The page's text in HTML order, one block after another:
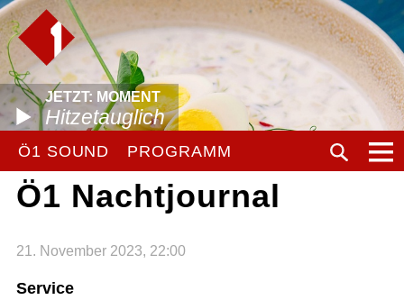
JETZT: MOMENT
Hitzetauglich
Ö1 SOUND PROGRAMM
Ö1 Nachtjournal
21. November 2023, 22:00
Service